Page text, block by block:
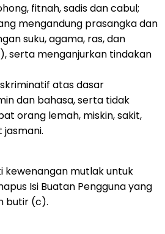
fitnah, sadis dan cabul;
mengandung prasangka dan
suku, agama, ras, dan
serta menganjurkan tindakan
atas dasar
dan bahasa, serta tidak
orang lemah, miskin, sakit,
kewenangan mutlak untuk
Isi Buatan Pengguna yang
butir (c).